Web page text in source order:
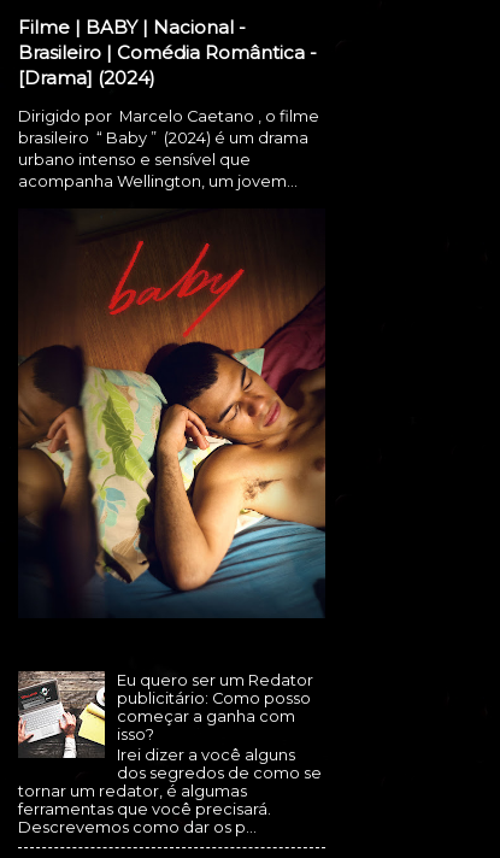
Filme | BABY | Nacional -
Brasileiro | Comédia Romântica -
[Drama] (2024)
Dirigido por Marcelo Caetano , o filme
brasileiro “ Baby ” (2024) é um drama
urbano intenso e sensível que
acompanha Wellington, um jovem...
Eu quero ser um Redator
publicitário: Como posso
começar a ganha com
isso?
Irei dizer a você alguns
dos segredos de como se
tornar um redator, é algumas
ferramentas que você precisará.
Descrevemos como dar os p...